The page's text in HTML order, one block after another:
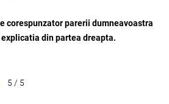
corespunzator parerii dumneavoastra
din partea dreapta.
5 / 5